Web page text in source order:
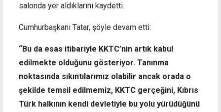
salonda yer aldıklarını kaydetti.
Cumhurbaşkanı Tatar, şöyle devam etti:
“Bu da esas itibariyle KKTC’nin artık kabul
edilmekte olduğunu gösteriyor. Tanınma
noktasında sıkıntılarımız olabilir ancak orada o
şekilde temsil edilmemiz, KKTC gerçeğini, Kıbrıs
Türk halkının kendi devletiyle bu yolu yürüdüğünü